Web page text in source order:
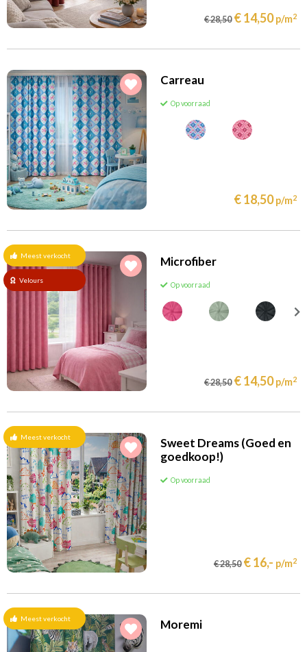
€ 28,50 € 14,50 p/m2
Carreau
Op voorraad
€ 18,50 p/m2
Meest verkocht
Velours
Microfiber
Op voorraad
€ 28,50 € 14,50 p/m2
Meest verkocht
Sweet Dreams (Goed en
goedkoop!)
Op voorraad
€ 28,50 € 16,- p/m2
Meest verkocht Moremi